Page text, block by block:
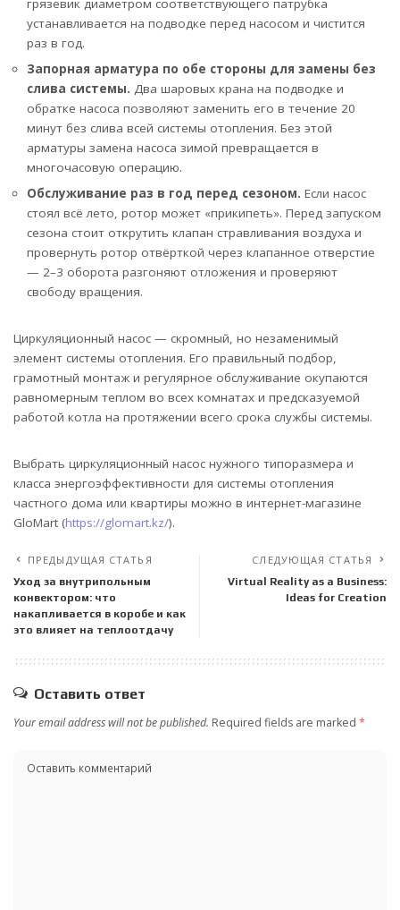
грязевик диаметром соответствующего патрубка
устанавливается на подводке перед насосом и чистится
раз в год.
Запорная арматура по обе стороны для замены без
слива системы. Два шаровых крана на подводке и
обратке насоса позволяют заменить его в течение 20
минут без слива всей системы отопления. Без этой
арматуры замена насоса зимой превращается в
многочасовую операцию.
Обслуживание раз в год перед сезоном. Если насос
стоял всё лето, ротор может «прикипеть». Перед запуском
сезона стоит открутить клапан стравливания воздуха и
провернуть ротор отвёрткой через клапанное отверстие
— 2–3 оборота разгоняют отложения и проверяют
свободу вращения.
Циркуляционный насос — скромный, но незаменимый
элемент системы отопления. Его правильный подбор,
грамотный монтаж и регулярное обслуживание окупаются
равномерным теплом во всех комнатах и предсказуемой
работой котла на протяжении всего срока службы системы.
Выбрать циркуляционный насос нужного типоразмера и
класса энергоэффективности для системы отопления
частного дома или квартиры можно в интернет-магазине
GloMart (https://glomart.kz/).
ПРЕДЫДУЩАЯ СТАТЬЯ
Уход за внутрипольным
конвектором: что
накапливается в коробе и как
это влияет на теплоотдачу
СЛЕДУЮЩАЯ СТАТЬЯ
Virtual Reality as a Business:
Ideas for Creation
Оставить ответ
Your email address will not be published. Required fields are marked *